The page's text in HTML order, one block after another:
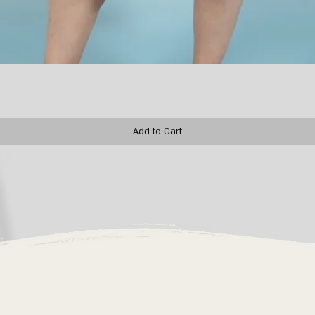
Add to Cart